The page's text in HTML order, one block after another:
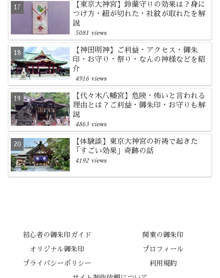
【東京大神宮】鈴蘭守りの効果は？身に
つけ方・紐が切れた・社紋が取れたを解
説
5081 views
【神田明神】ご利益・アクセス・御朱
印・お守り・祭り・なんの神様などを紹
介
4916 views
【代々木八幡宮】危険・怖いと言われる
理由とは？ご利益・御朱印・お守りも解
説
4863 views
【体験談】東京大神宮の祈祷で起きた
「すごい効果」奇跡の話
4192 views
初心者の御朱印ガイド 関東の御朱印
オリジナル御朱印 プロフィール
プライバシーポリシー 利用規約